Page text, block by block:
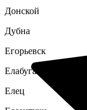
Донской
Дубна
Егорьевск
Елабуга
Елец